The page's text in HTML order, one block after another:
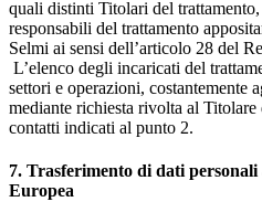
quali distinti Titolari del
responsabili del trattamento
Selmi ai sensi dell’articolo 28 del
L’elenco degli incaricati del
settori e operazioni, costantemente
mediante richiesta rivolta al Titolare
contatti indicati al punto 2.
7. Trasferimento di dati personali
Europea